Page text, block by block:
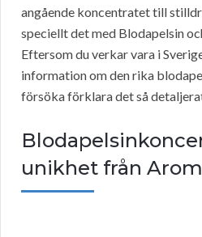
angående koncentratet till
speciellt det med Blodapelsin
Eftersom du verkar vara i
information om den rika
försöka förklara det så
unikhet från